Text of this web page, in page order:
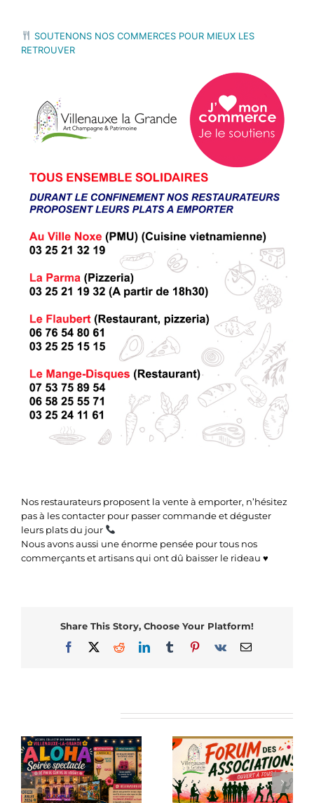
SOUTENONS NOS COMMERCES POUR MIEUX LES
RETROUVER
Nos restaurateurs proposent la vente à emporter, n’hésitez
pas à les contacter pour passer commande et déguster
leurs plats du jour
Nous avons aussi une énorme pensée pour tous nos
commerçants et artisans qui ont dû baisser le rideau ♥️
Share This Story, Choose Your Platform!
Facebook
X RedditLinkedInTumblrPinterest
Vk Email